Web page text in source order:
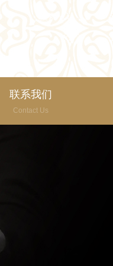
联系我们
Contact Us